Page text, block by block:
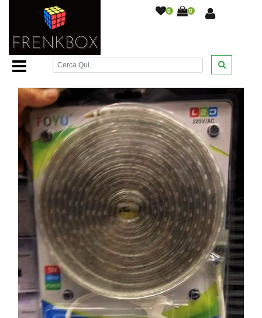
0 0
Home Page /Illuminazione Led
blu 220V/AC con presa di corrente a muro